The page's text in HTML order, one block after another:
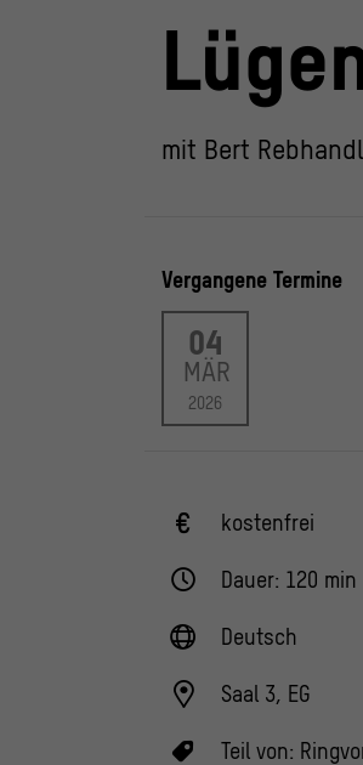
mit Bert Rebhandl
Vergangene Termine
04
MÄR
2026
kostenfrei
Dauer: 120 min
Deutsch
Saal 3, EG
Teil von: